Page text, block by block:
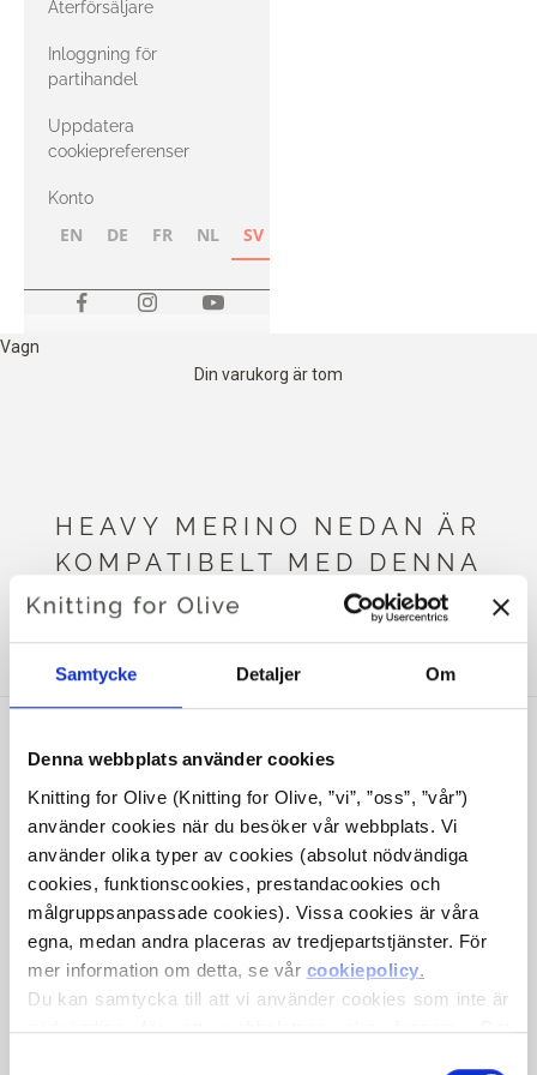
Samtycke Detaljer Om
Denna webbplats använder cookies
Knitting for Olive (Knitting for Olive, ”vi”, ”oss”, ”vår”)
använder cookies när du besöker vår webbplats. Vi
använder olika typer av cookies (absolut nödvändiga
cookies, funktionscookies, prestandacookies och
målgruppsanpassade cookies). Vissa cookies är våra
egna, medan andra placeras av tredjepartstjänster. För
mer information om detta, se vår cookiepolicy.
Du kan samtycka till att vi använder cookies som inte är
nödvändiga för att webbplatsen ska fungera. Ditt
med Heavy
Merino
Återförsäljare
Inloggning för
partihandel
Uppdatera
cookiepreferenser
Konto
EN DE FR NL SV
Vagn
Din varukorg är tom
HEAVY MERINO NEDAN ÄR
KOMPATIBELT MED DENNA
KOMPATIBLA COMPATIBLE
CASHMERE
KNITTING FOR OLIVE